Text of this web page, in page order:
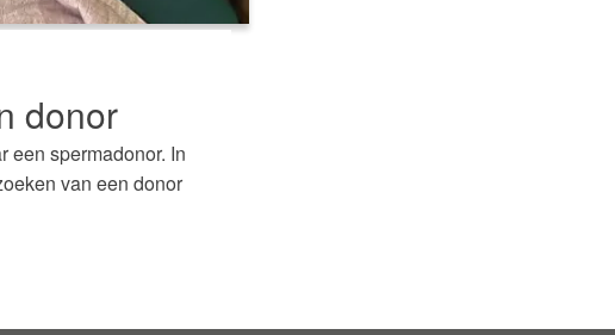
donor
een spermadonor. In
van een donor